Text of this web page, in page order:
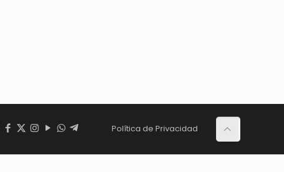
Política de Privacidad